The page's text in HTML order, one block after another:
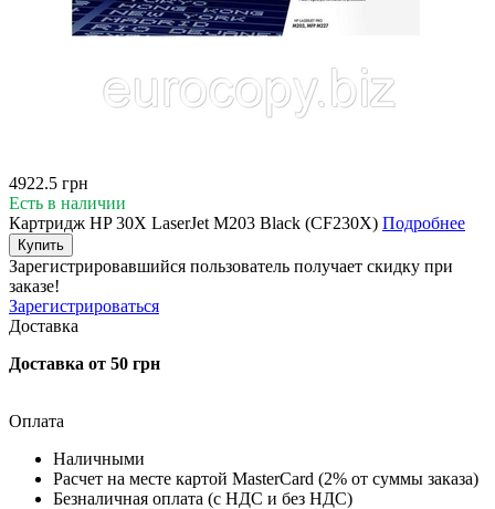
4922.5 грн
Есть в наличии
Картридж HP 30X LaserJet M203 Black (CF230X) Подробнее
Купить
Зарегистрировавшийся пользователь получает скидку при
заказе!
Зарегистрироваться
Доставка
Доставка от 50 грн
Оплата
Наличными
Расчет на месте картой MasterCard (2% от суммы заказа)
Безналичная оплата (с НДС и без НДС)